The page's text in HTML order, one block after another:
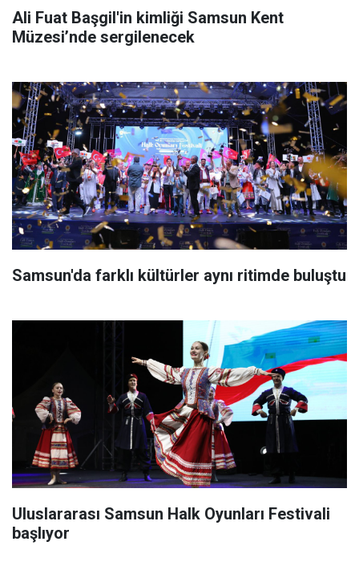
Ali Fuat Başgil'in kimliği Samsun Kent
Müzesi’nde sergilenecek
Samsun'da farklı kültürler aynı ritimde buluştu
Uluslararası Samsun Halk Oyunları Festivali
başlıyor